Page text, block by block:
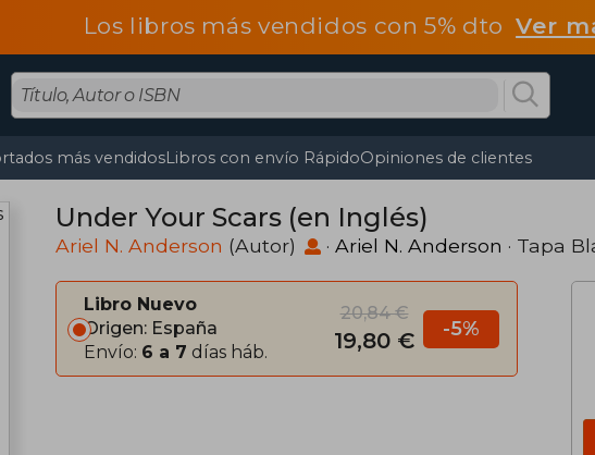
Los libros más vendidos con 5% dtoVer
más vendidosLibros con envío RápidoOpiniones de clientes
Under Your Scars (en Inglés)
Ariel N. Anderson (Autor) · Ariel N. Anderson · Tapa
Libro Nuevo
Origen: España
Envío: 6 a 7 días háb.
20,84 €
19,80 € -5%